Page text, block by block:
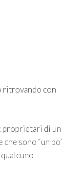
ritrovando con
proprietari di un
sono “un po’